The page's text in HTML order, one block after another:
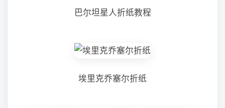
巴尔坦星人折纸教程
埃里克乔塞尔折纸